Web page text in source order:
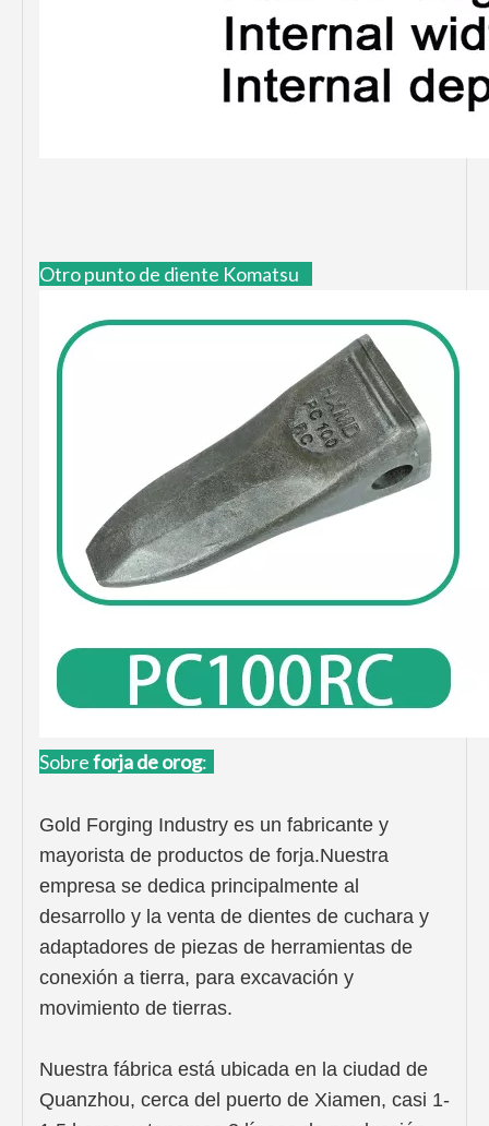
Otro punto de diente Komatsu
Sobreforja de orog:
Gold Forging Industry es un fabricante y
mayorista de productos de forja.Nuestra
empresa se dedica principalmente al
desarrollo y la venta de dientes de cuchara y
adaptadores de piezas de herramientas de
conexión a tierra, para excavación y
movimiento de tierras.
Nuestra fábrica está ubicada en la ciudad de
Quanzhou, cerca del puerto de Xiamen, casi 1-